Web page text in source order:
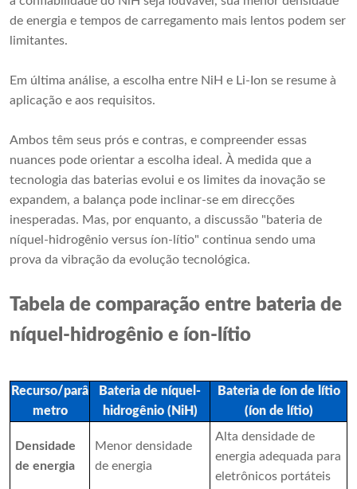
de energia e tempos de carregamento mais lentos podem ser
limitantes.
Em última análise, a escolha entre NiH e Li-Ion se resume à
aplicação e aos requisitos.
Ambos têm seus prós e contras, e compreender essas
nuances pode orientar a escolha ideal. À medida que a
tecnologia das baterias evolui e os limites da inovação se
expandem, a balança pode inclinar-se em direcções
inesperadas. Mas, por enquanto, a discussão "bateria de
níquel-hidrogênio versus íon-lítio" continua sendo uma
prova da vibração da evolução tecnológica.
Tabela de comparação entre bateria de
níquel-hidrogênio e íon-lítio
Recurso/parâ
metro
Bateria de níquel-
hidrogênio (NiH)
Bateria de íon de lítio
(íon de lítio)
Densidade
de energia
Menor densidade
de energia
Alta densidade de
energia adequada para
eletrônicos portáteis